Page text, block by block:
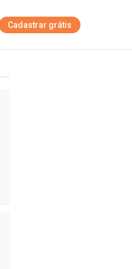
Cadastrar grátis